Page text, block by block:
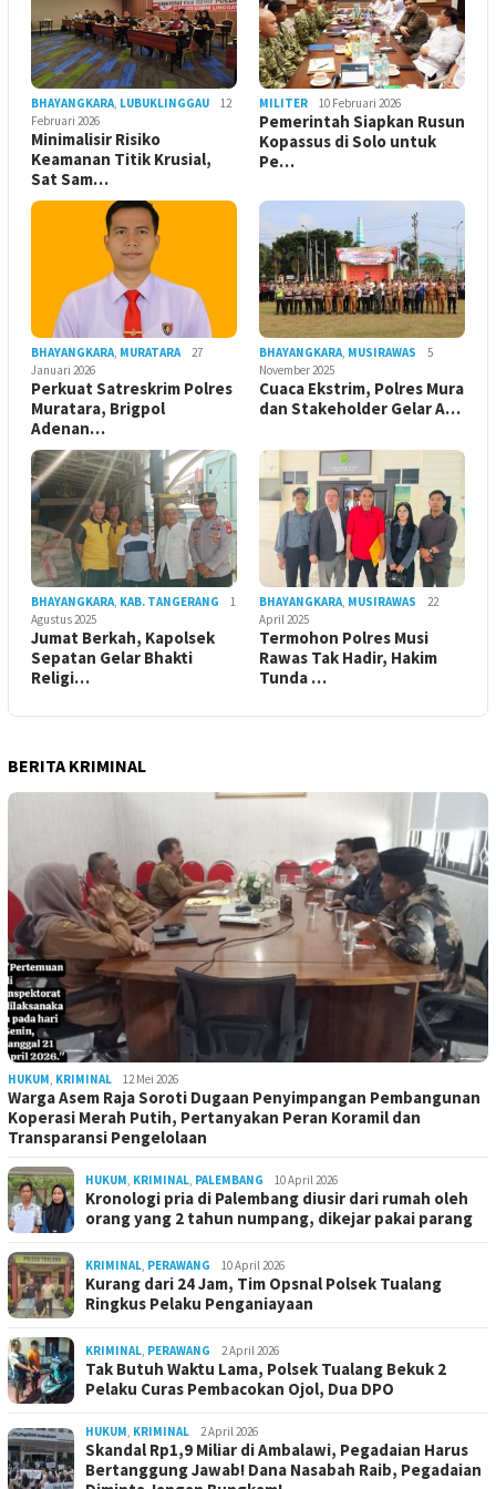
BHAYANGKARA, LUBUKLINGGAU
12
Februari 2026
Minimalisir Risiko
Keamanan Titik Krusial,
Sat Sam…
MILITER 10 Februari 2026
Pemerintah Siapkan Rusun
Kopassus di Solo untuk
Pe…
BHAYANGKARA, MURATARA
27
Januari 2026
Perkuat Satreskrim Polres
Muratara, Brigpol
Adenan…
BHAYANGKARA, MUSIRAWAS
5
November 2025
Cuaca Ekstrim, Polres Mura
dan Stakeholder Gelar A…
BHAYANGKARA, KAB. TANGERANG
1
Agustus 2025
Jumat Berkah, Kapolsek
Sepatan Gelar Bhakti
Religi…
BHAYANGKARA, MUSIRAWAS
22
April 2025
Termohon Polres Musi
Rawas Tak Hadir, Hakim
Tunda …
BERITA KRIMINAL
HUKUM, KRIMINAL 12 Mei 2026
Warga Asem Raja Soroti Dugaan Penyimpangan Pembangunan
Koperasi Merah Putih, Pertanyakan Peran Koramil dan
Transparansi Pengelolaan
HUKUM, KRIMINAL, PALEMBANG 10 April 2026
Kronologi pria di Palembang diusir dari rumah oleh
orang yang 2 tahun numpang, dikejar pakai parang
KRIMINAL, PERAWANG 10 April 2026
Kurang dari 24 Jam, Tim Opsnal Polsek Tualang
Ringkus Pelaku Penganiayaan
KRIMINAL, PERAWANG 2 April 2026
Tak Butuh Waktu Lama, Polsek Tualang Bekuk 2
Pelaku Curas Pembacokan Ojol, Dua DPO
HUKUM, KRIMINAL 2 April 2026
Skandal Rp1,9 Miliar di Ambalawi, Pegadaian Harus
Bertanggung Jawab! Dana Nasabah Raib, Pegadaian